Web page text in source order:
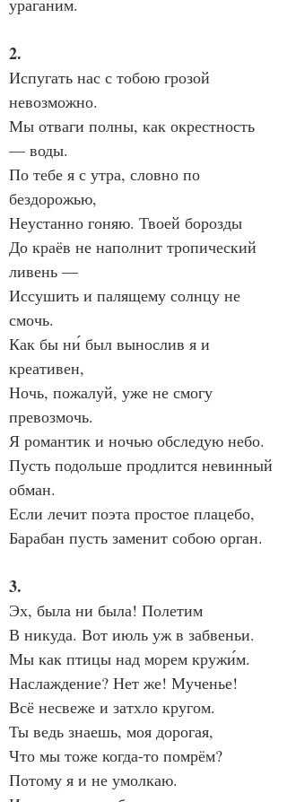
ураганим.
2.
Испугать нас с тобою грозой
невозможно.
Мы отваги полны, как окрестность
— воды.
По тебе я с утра, словно по
бездорожью,
Неустанно гоняю. Твоей борозды
До краёв не наполнит тропический
ливень —
Иссушить и палящему солнцу не
смочь.
Как бы ни́ был вынослив я и
креативен,
Ночь, пожалуй, уже не смогу
превозмочь.
Я романтик и ночью обследую небо.
Пусть подольше продлится невинный
обман.
Если лечит поэта простое плацебо,
Барабан пусть заменит собою орган.
3.
Эх, была ни была! Полетим
В никуда. Вот июль уж в забвеньи.
Мы как птицы над морем кружи́м.
Наслаждение? Нет же! Мученье!
Всё несвеже и затхло кругом.
Ты ведь знаешь, моя дорогая,
Что мы тоже когда-то помрём?
Потому я и не умолкаю.